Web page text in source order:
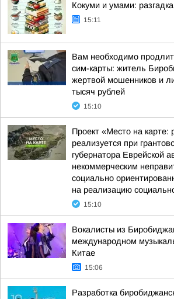
Кокуми и умами:
15:11
Вам необходимо
сим-карты: житель
жертвой мошенников и
тысяч рублей
15:10
Проект «Место на
реализуется при
губернатора Еврейской
некоммерческим
социально
на реализацию
15:10
Вокалисты из
международном
Китае
15:06
Разработка